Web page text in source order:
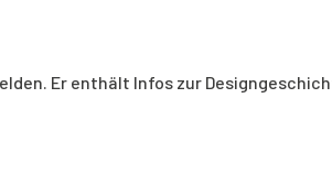
Er enthält Infos zur